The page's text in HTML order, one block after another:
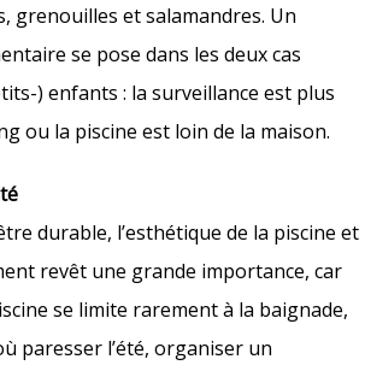
grenouilles et salamandres. Un
se pose dans les deux cas
) enfants : la surveillance est plus
ou la piscine est loin de la maison.
durable, l’esthétique de la piscine et
revêt une grande importance, car
se limite rarement à la baignade,
paresser l’été, organiser un